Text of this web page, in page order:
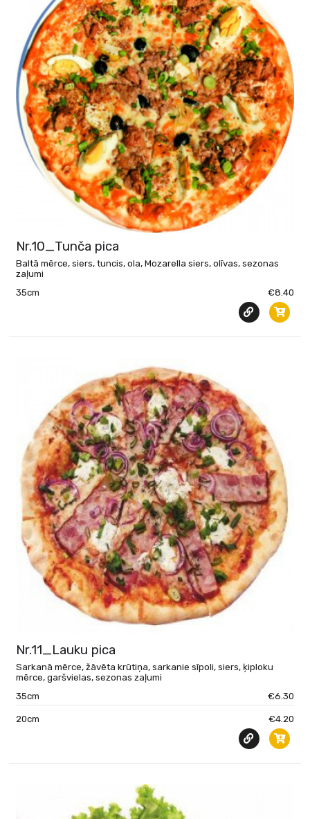
Nr.10_Tunča pica
Baltā mērce, siers, tuncis, ola, Mozarella siers, olīvas, sezonas
zaļumi
35cm
€8.40
Nr.11_Lauku pica
Sarkanā mērce, žāvēta krūtiņa, sarkanie sīpoli, siers, ķiploku
mērce, garšvielas, sezonas zaļumi
35cm
€6.30
20cm €4.20